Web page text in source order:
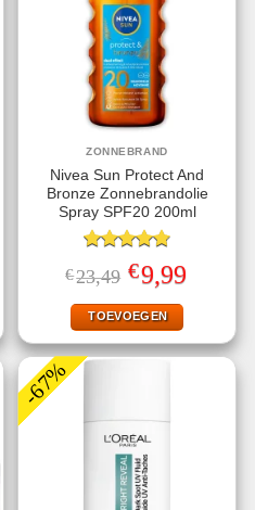
ZONNEBRAND
Nivea Sun Protect And
Bronze Zonnebrandolie
Spray SPF20 200ml
Gewaardeerd
4.78uit 5
€23,49 Oorspronkelijke
prijs
was:
€23,49.
€9,99Huidige
prijs
TOEVOEGEN
-67%